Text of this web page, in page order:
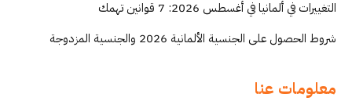
التغييرات في ألمانيا في أغسطس 2026: 7 قوانين تهمك
شروط الحصول على الجنسية الألمانية 2026 والجنسية المزدوجة
معلومات عنا